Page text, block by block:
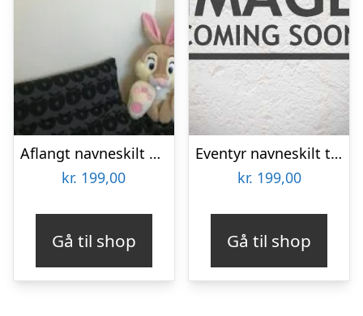
Aflangt navneskilt – træ
kr. 199,00
Gå til shop
Eventyr navneskilt træ
kr. 199,00
Gå til shop